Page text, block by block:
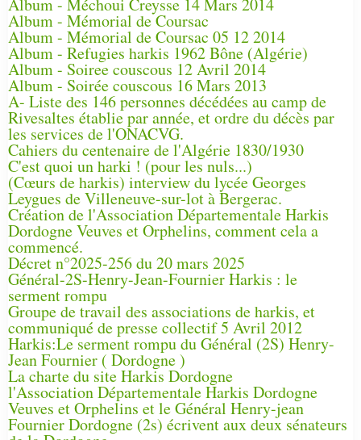
Album - Méchoui Creysse 14 Mars 2014
Album - Mémorial de Coursac
Album - Mémorial de Coursac 05 12 2014
Album - Refugies harkis 1962 Bône (Algérie)
Album - Soiree couscous 12 Avril 2014
Album - Soirée couscous 16 Mars 2013
A- Liste des 146 personnes décédées au camp de
Rivesaltes établie par année, et ordre du décès par
les services de l'ONACVG.
Cahiers du centenaire de l'Algérie 1830/1930
C'est quoi un harki ! (pour les nuls...)
(Cœurs de harkis) interview du lycée Georges
Leygues de Villeneuve-sur-lot à Bergerac.
Création de l'Association Départementale Harkis
Dordogne Veuves et Orphelins, comment cela a
commencé.
Décret n°2025-256 du 20 mars 2025
Général-2S-Henry-Jean-Fournier Harkis : le
serment rompu
Groupe de travail des associations de harkis, et
communiqué de presse collectif 5 Avril 2012
Harkis:Le serment rompu du Général (2S) Henry-
Jean Fournier ( Dordogne )
La charte du site Harkis Dordogne
l'Association Départementale Harkis Dordogne
Veuves et Orphelins et le Général Henry-jean
Fournier Dordogne (2s) écrivent aux deux sénateurs